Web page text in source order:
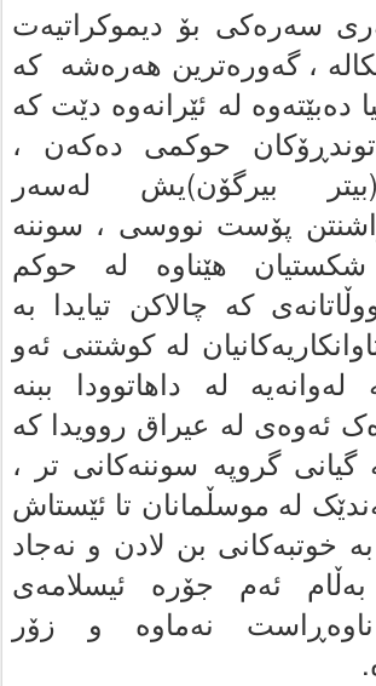
سه‌ره‌کى بۆ دیموکراتیه‌ت
، گەورەترین هه‌ره‌شه‌ کە
ده‌بێته‌وه‌ له‌ ئێرانه‌وه‌ دێت که‌
حوکمى ده‌که‌ن ،
بیرگۆن)یش له‌سه‌ر
پۆست نووسى ، سوننه‌
شکستیان هێناوه‌ له‌ حوکم
که‌ چالاکن تیایدا به‌
له‌ کوشتنى ئه‌و
له‌ داهاتوودا ببنه‌
ئەوەی له‌ عیراق روویدا که‌
گیانى گروپه‌ سوننه‌کانى تر ،
له‌ موسڵمانان تا ئێستاش
خوتبه‌کانى بن لادن و نه‌جاد
ئه‌م جۆره‌ ئیسلامه‌ى
نه‌ماوه‌ و زۆر